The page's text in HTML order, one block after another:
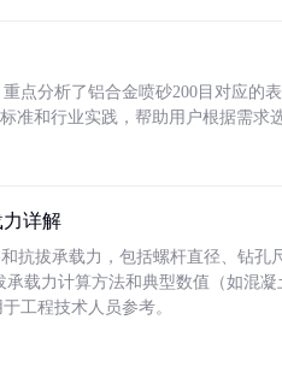
点分析了铝合金喷砂200目对应的
准和行业实践，帮助用户根据需求
详解
抗拔承载力，包括螺杆直径、钻
承载力计算方法和典型数值（如混
工程技术人员参考。